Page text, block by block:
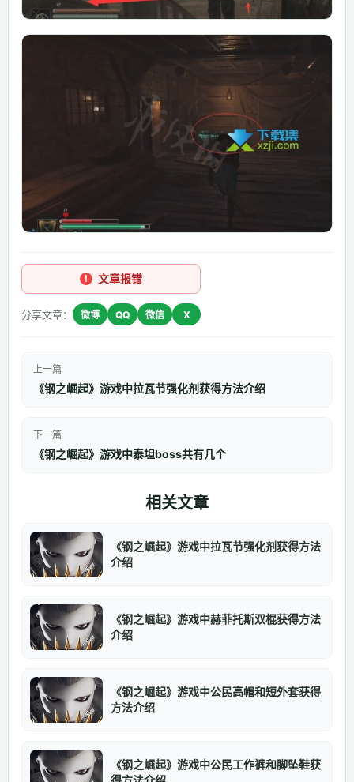
文章报错
分享文章： 微博 QQ 微信 X
上一篇
《钢之崛起》游戏中拉瓦节强化剂获得方法介绍
下一篇
《钢之崛起》游戏中泰坦boss共有几个
相关文章
《钢之崛起》游戏中拉瓦节强化剂获得方法
介绍
《钢之崛起》游戏中赫菲托斯双棍获得方法
介绍
《钢之崛起》游戏中公民高帽和短外套获得
方法介绍
《钢之崛起》游戏中公民工作裤和脚坠鞋获